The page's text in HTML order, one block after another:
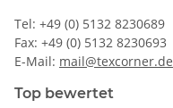
Tel: +49 (0) 5132 8230689
Fax: +49 (0) 5132 8230693
E-Mail: mail@texcorner.de
Top bewertet